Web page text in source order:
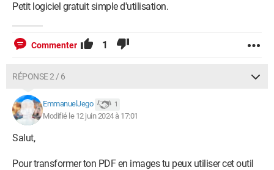
Petit logiciel gratuit simple d'utilisation.
Commenter 1
RÉPONSE 2 / 6
EmmanuelJego 1
Modifié le 12 juin 2024 à 17:01
Salut,
Pour transformer ton PDF en images tu peux utiliser cet outil